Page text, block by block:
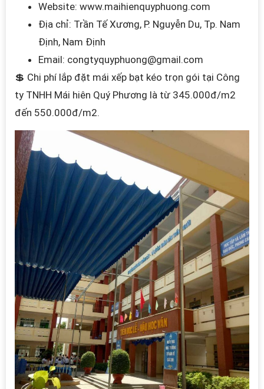
Website: www.maihienquyphuong.com
Địa chỉ: Trần Tế Xương, P. Nguyễn Du, Tp. Nam
Định, Nam Định
Email: congtyquyphuong@gmail.com
💲 Chi phí lắp đặt mái xếp bạt kéo trọn gói tại Công
ty TNHH Mái hiên Quý Phương là từ 345.000đ/m2
đến 550.000đ/m2.